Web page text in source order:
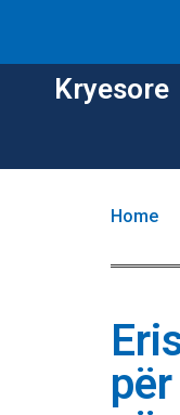
Kryesore
Home